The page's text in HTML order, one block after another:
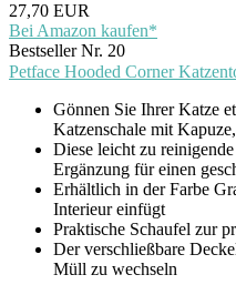
27,70 EUR
Bei Amazon kaufen*
Bestseller Nr. 20
Petface Hooded Corner
Gönnen Sie Ihrer Katze
Katzenschale mit
Diese leicht zu
Ergänzung für einen
Erhältlich in der Farbe
Interieur einfügt
Praktische Schaufel zur
Der verschließbare
Müll zu wechseln